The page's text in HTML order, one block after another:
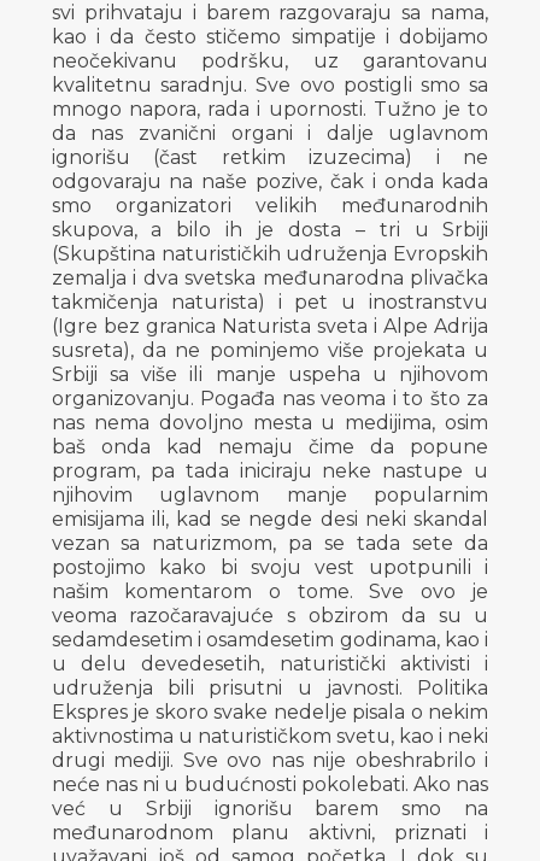
svi prihvataju i barem razgovaraju sa nama,
kao i da često stičemo simpatije i dobijamo
neočekivanu podršku, uz garantovanu
kvalitetnu saradnju. Sve ovo postigli smo sa
mnogo napora, rada i upornosti. Tužno je to
da nas zvanični organi i dalje uglavnom
ignorišu (čast retkim izuzecima) i ne
odgovaraju na naše pozive, čak i onda kada
smo organizatori velikih međunarodnih
skupova, a bilo ih je dosta – tri u Srbiji
(Skupština naturističkih udruženja Evropskih
zemalja i dva svetska međunarodna plivačka
takmičenja naturista) i pet u inostranstvu
(Igre bez granica Naturista sveta i Alpe Adrija
susreta), da ne pominjemo više projekata u
Srbiji sa više ili manje uspeha u njihovom
organizovanju. Pogađa nas veoma i to što za
nas nema dovoljno mesta u medijima, osim
baš onda kad nemaju čime da popune
program, pa tada iniciraju neke nastupe u
njihovim uglavnom manje popularnim
emisijama ili, kad se negde desi neki skandal
vezan sa naturizmom, pa se tada sete da
postojimo kako bi svoju vest upotpunili i
našim komentarom o tome. Sve ovo je
veoma razočaravajuće s obzirom da su u
sedamdesetim i osamdesetim godinama, kao i
u delu devedesetih, naturistički aktivisti i
udruženja bili prisutni u javnosti. Politika
Ekspres je skoro svake nedelje pisala o nekim
aktivnostima u naturističkom svetu, kao i neki
drugi mediji. Sve ovo nas nije obeshrabrilo i
neće nas ni u budućnosti pokolebati. Ako nas
već u Srbiji ignorišu barem smo na
međunarodnom planu aktivni, priznati i